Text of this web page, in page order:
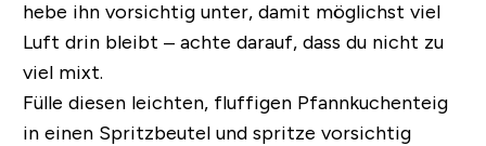
hebe ihn vorsichtig unter, damit möglichst viel
Luft drin bleibt – achte darauf, dass du nicht zu
viel mixt.
Fülle diesen leichten, fluffigen Pfannkuchenteig
in einen Spritzbeutel und spritze vorsichtig